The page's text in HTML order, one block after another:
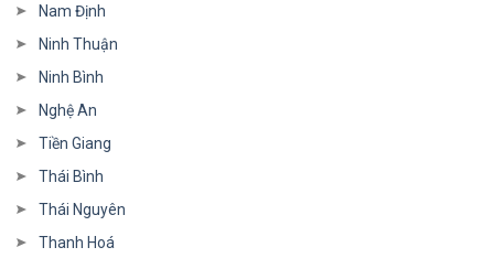
Nam Định
Ninh Thuận
Ninh Bình
Nghệ An
Tiền Giang
Thái Bình
Thái Nguyên
Thanh Hoá